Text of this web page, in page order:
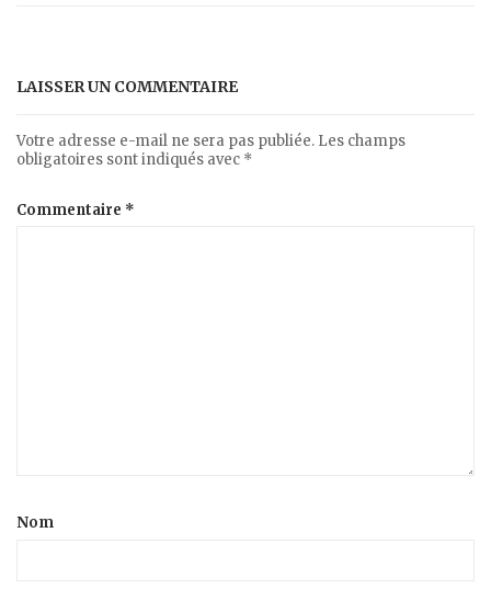
LAISSER UN COMMENTAIRE
Votre adresse e-mail ne sera pas publiée. Les champs
obligatoires sont indiqués avec *
Commentaire *
Nom